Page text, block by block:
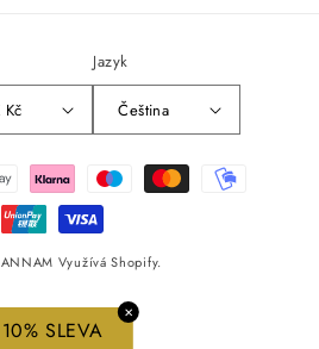
Česko | CZK Kč
Jazyk
Čeština
ANNAM Využívá Shopify.
✕
10% SLEVA